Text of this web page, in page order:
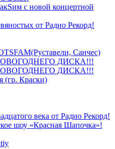
с новой концертной
от Радио Рекорд!
Санчес)
ДИСКА!!!
ДИСКА!!!
(гр. Краски)
века от Радио Рекорд!
шоу «Красная Шапочка»!